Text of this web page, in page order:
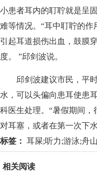
小患者耳内的耵聍就是呈
难等情况。“耳中耵聍的
引起耳道损伤出血，鼓膜
度。 ”邱剑波说。
邱剑波建议市民，平时
水，可以头偏向患耳使患
科医生处理。“暑假期间
对耳塞，或者在第一次下
标签： 耳屎;听力;游泳;舟山
相关阅读